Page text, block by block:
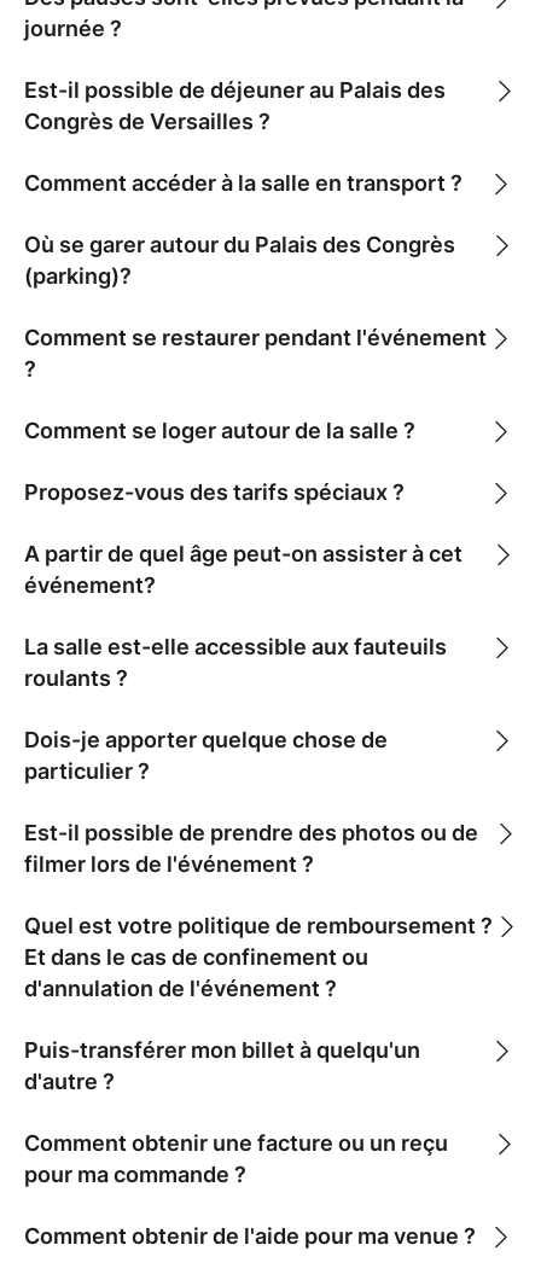
journée ?
Est-il possible de déjeuner au Palais des
Congrès de Versailles ?
Comment accéder à la salle en transport ?
Où se garer autour du Palais des Congrès
(parking)?
Comment se restaurer pendant l'événement
?
Comment se loger autour de la salle ?
Proposez-vous des tarifs spéciaux ?
A partir de quel âge peut-on assister à cet
événement?
La salle est-elle accessible aux fauteuils
roulants ?
Dois-je apporter quelque chose de
particulier ?
Est-il possible de prendre des photos ou de
filmer lors de l'événement ?
Quel est votre politique de remboursement ?
Et dans le cas de confinement ou
d'annulation de l'événement ?
Puis-transférer mon billet à quelqu'un
d'autre ?
Comment obtenir une facture ou un reçu
pour ma commande ?
Comment obtenir de l'aide pour ma venue ?